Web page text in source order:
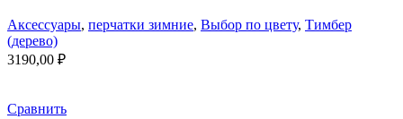
Аксессуары, перчатки зимние, Выбор по цвету, Тимбер
(дерево)
3190,00 ₽
Сравнить